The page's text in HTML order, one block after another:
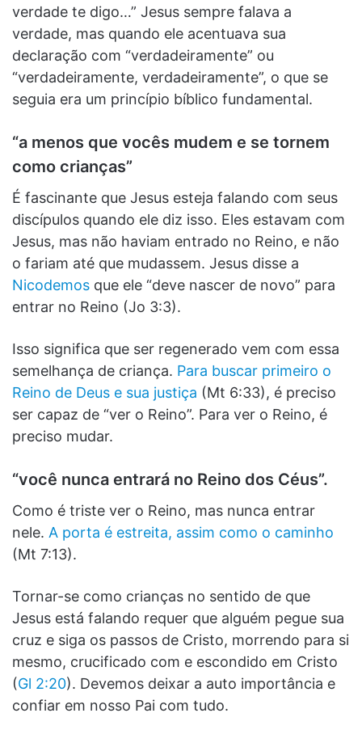
verdade te digo…” Jesus sempre falava a
verdade, mas quando ele acentuava sua
declaração com “verdadeiramente” ou
“verdadeiramente, verdadeiramente”, o que se
seguia era um princípio bíblico fundamental.
“a menos que vocês mudem e se tornem
como crianças”
É fascinante que Jesus esteja falando com seus
discípulos quando ele diz isso. Eles estavam com
Jesus, mas não haviam entrado no Reino, e não
o fariam até que mudassem. Jesus disse a
Nicodemos que ele “deve nascer de novo” para
entrar no Reino (Jo 3:3).
Isso significa que ser regenerado vem com essa
semelhança de criança. Para buscar primeiro o
Reino de Deus e sua justiça (Mt 6:33), é preciso
ser capaz de “ver o Reino”. Para ver o Reino, é
preciso mudar.
“você nunca entrará no Reino dos Céus”.
Como é triste ver o Reino, mas nunca entrar
nele. A porta é estreita, assim como o caminho
(Mt 7:13).
Tornar-se como crianças no sentido de que
Jesus está falando requer que alguém pegue sua
cruz e siga os passos de Cristo, morrendo para si
mesmo, crucificado com e escondido em Cristo
(Gl 2:20). Devemos deixar a auto importância e
confiar em nosso Pai com tudo.